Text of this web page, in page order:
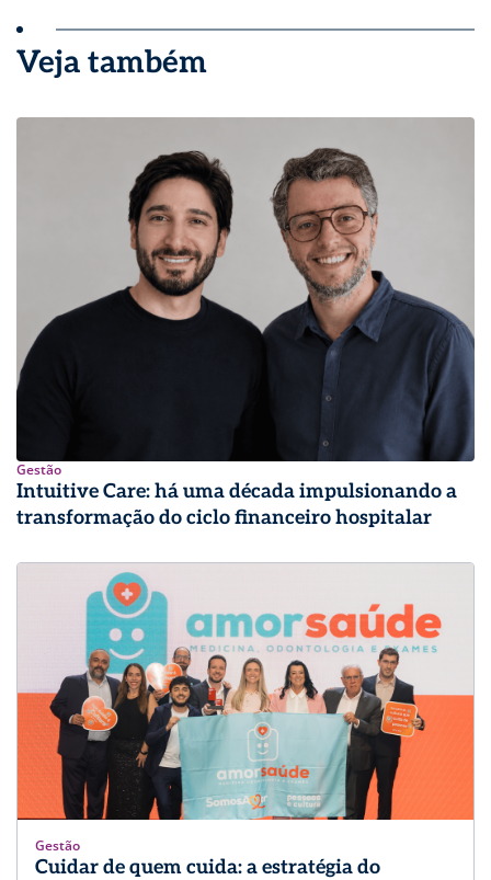
Veja também
Gestão
Intuitive Care: há uma década impulsionando a
transformação do ciclo financeiro hospitalar
Gestão
Cuidar de quem cuida: a estratégia do